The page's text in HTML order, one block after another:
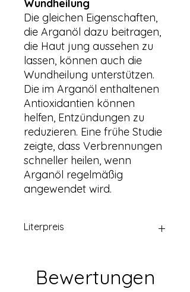
Wundheilung
Die gleichen Eigenschaften,
die Arganöl dazu beitragen,
die Haut jung aussehen zu
lassen, können auch die
Wundheilung unterstützen.
Die im Arganöl enthaltenen
Antioxidantien können
helfen, Entzündungen zu
reduzieren. Eine frühe Studie
zeigte, dass Verbrennungen
schneller heilen, wenn
Arganöl regelmäßig
angewendet wird.
Literpreis
Bewertungen